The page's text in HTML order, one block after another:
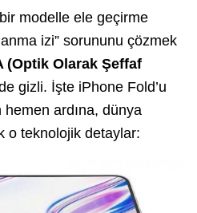
modelle ele geçirme
izi” sorununu çözmek
(Optik Olarak Şeffaf
gizli. İşte iPhone Fold’u
hemen ardına, dünya
o teknolojik detaylar: